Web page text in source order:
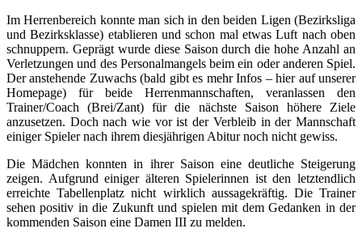
Im Herrenbereich konnte man sich in den beiden Ligen (Bezirksliga
und Bezirksklasse) etablieren und schon mal etwas Luft nach oben
schnuppern. Geprägt wurde diese Saison durch die hohe Anzahl an
Verletzungen und des Personalmangels beim ein oder anderen Spiel.
Der anstehende Zuwachs (bald gibt es mehr Infos – hier auf unserer
Homepage) für beide Herrenmannschaften, veranlassen den
Trainer/Coach (Brei/Zant) für die nächste Saison höhere Ziele
anzusetzen. Doch nach wie vor ist der Verbleib in der Mannschaft
einiger Spieler nach ihrem diesjährigen Abitur noch nicht gewiss.
Die Mädchen konnten in ihrer Saison eine deutliche Steigerung
zeigen. Aufgrund einiger älteren Spielerinnen ist den letztendlich
erreichte Tabellenplatz nicht wirklich aussagekräftig. Die Trainer
sehen positiv in die Zukunft und spielen mit dem Gedanken in der
kommenden Saison eine Damen III zu melden.